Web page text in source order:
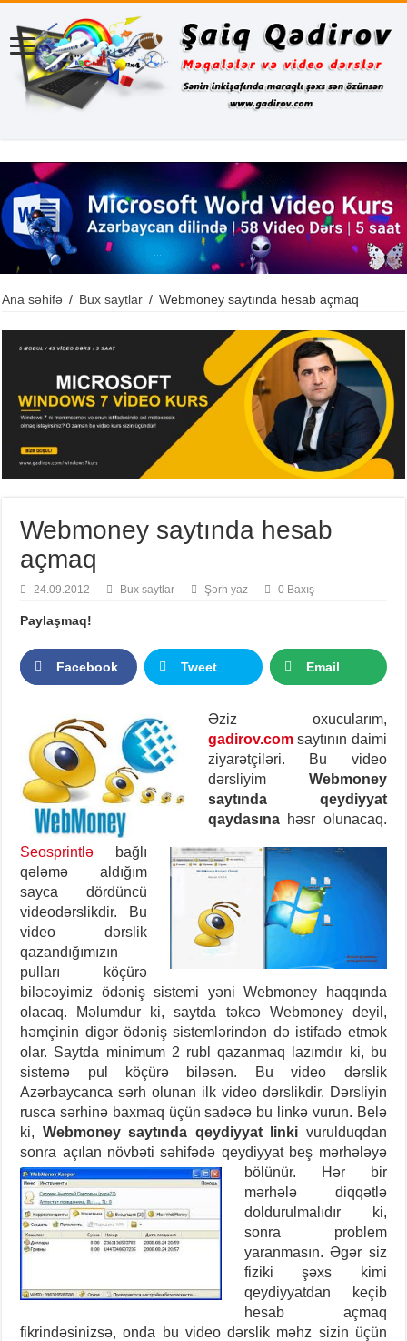
Ana səhifə / Bux saytlar / Webmoney saytında hesab açmaq
Webmoney saytında hesab
açmaq
24.09.2012 Bux saytlar Şərh yaz 0 Baxış
Paylaşmaq!
Facebook Tweet Email
Əziz oxucularım,
gadirov.com saytının daimi
ziyarətçiləri. Bu video
dərsliyim
Webmoney
saytında qeydiyyat
qaydasına həsr olunacaq.
Seosprintlə bağlı
qələmə aldığım
sayca dördüncü
videodərslikdir. Bu
video dərslik
qazandığımızın
pulları köçürə
biləcəyimiz ödəniş sistemi yəni Webmoney haqqında
olacaq. Məlumdur ki, saytda təkcə Webmoney deyil,
həmçinin digər ödəniş sistemlərindən də istifadə etmək
olar. Saytda minimum 2 rubl qazanmaq lazımdır ki, bu
sistemə pul köçürə biləsən. Bu video dərslik
Azərbaycanca sərh olunan ilk video dərslikdir. Dərsliyin
rusca sərhinə baxmaq üçün sadəcə bu linkə vurun. Belə
ki, Webmoney saytında qeydiyyat linki vurulduqdan
sonra açılan növbəti səhifədə qeydiyyat beş mərhələyə
bölünür. Hər bir
mərhələ diqqətlə
doldurulmalıdır ki,
sonra problem
yaranmasın. Əgər siz
fiziki şəxs kimi
qeydiyyatdan keçib
hesab açmaq
fikrindəsinizsə, onda bu video dərslik məhz sizin üçün